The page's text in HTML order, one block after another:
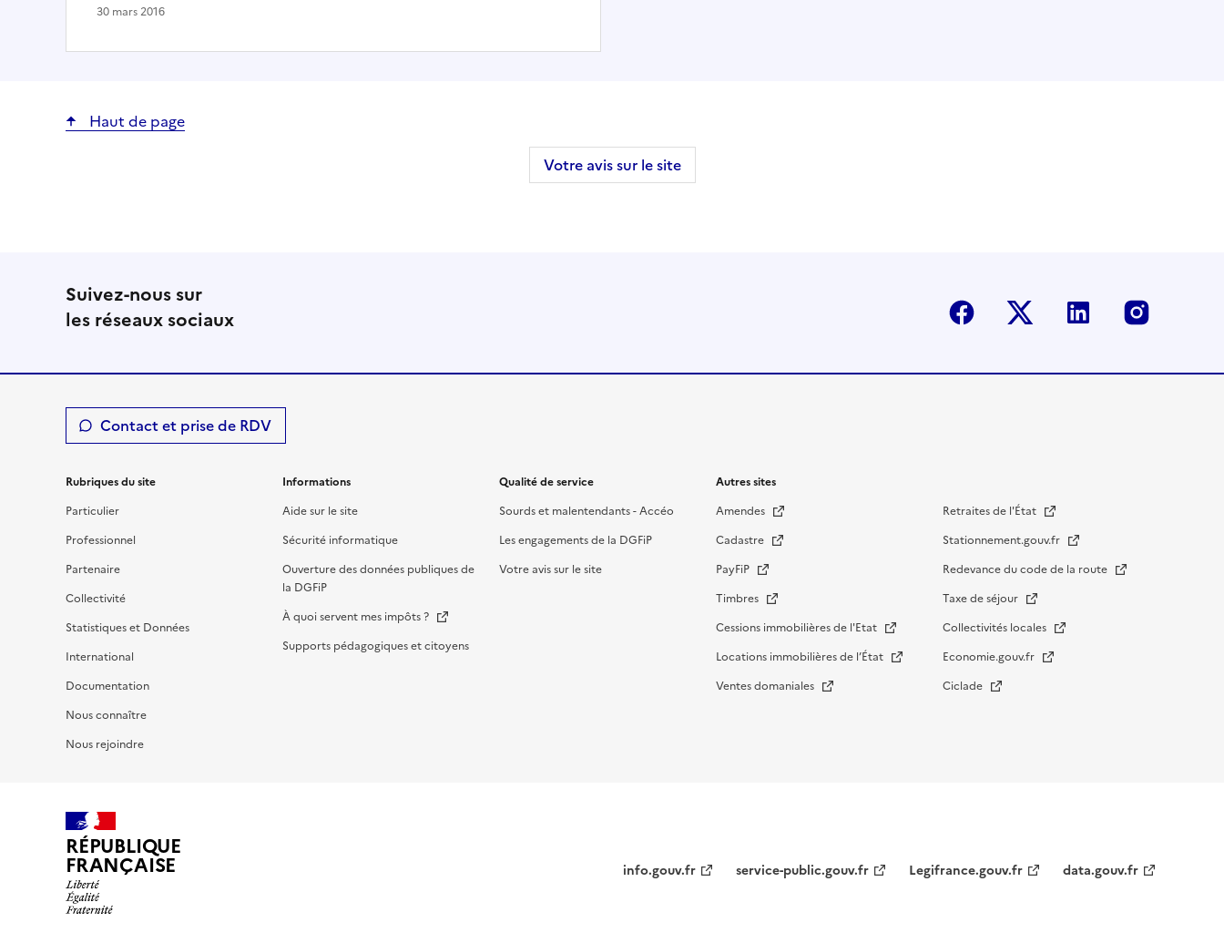
30 mars 2016
Haut de page
Votre avis sur le site
Suivez-nous sur
les réseaux sociaux
Facebook Twitter-X Linkedin
Contact et prise de RDV
Rubriques du site
Particulier
Professionnel
Partenaire
Collectivité
Statistiques et Données
International
Documentation
Nous connaître
Nous rejoindre
Informations
Aide sur le site
Sécurité informatique
Ouverture des données publiques de
la DGFiP
À quoi servent mes impôts ?
Supports pédagogiques et citoyens
Qualité de service
Sourds et malentendants - Accéo
Les engagements de la DGFiP
Votre avis sur le site
Autres sites
Amendes
Cadastre
PayFiP
Timbres
Cessions immobilières de l'Etat
Locations immobilières de l’État
Ventes domaniales
Retraites de l'État
Stationnement.gouv.fr
Redevance du code de la route
Taxe de séjour
Collectivités locales
Economie.gouv.fr
Ciclade
RÉPUBLIQUE
FRANÇAISE
institutionnel
info.gouv.fr service-public.gouv.fr Legifrance.gouv.fr data.gouv.fr